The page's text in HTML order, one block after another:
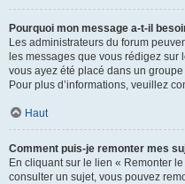
Pourquoi mon message a-t-il
Les administrateurs du forum
les messages que vous rédigez
vous ayez été placé dans un
Pour plus d’informations, veuillez
Haut
Comment puis-je remonter mes
En cliquant sur le lien « Remonter
consulter un sujet, vous pouvez